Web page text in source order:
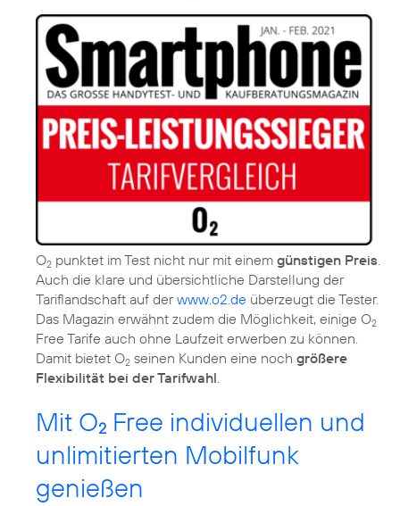
O2 punktet im Test nicht nur mit einem günstigen Preis.
Auch die klare und übersichtliche Darstellung der
Tariflandschaft auf derwww.o2.de überzeugt die Tester.
Das Magazin erwähnt zudem die Möglichkeit, einige O2
Free Tarife auch ohne Laufzeit erwerben zu können.
Damit bietet O2 seinen Kunden eine noch größere
Flexibilität bei der Tarifwahl
Mit O2 Free individuellen und
unlimitierten Mobilfunk
genießen